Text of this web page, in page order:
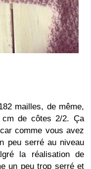
mailles, de même,
de côtes 2/2. Ça
comme vous avez
peu serré au niveau
la réalisation de
un peu trop serré et